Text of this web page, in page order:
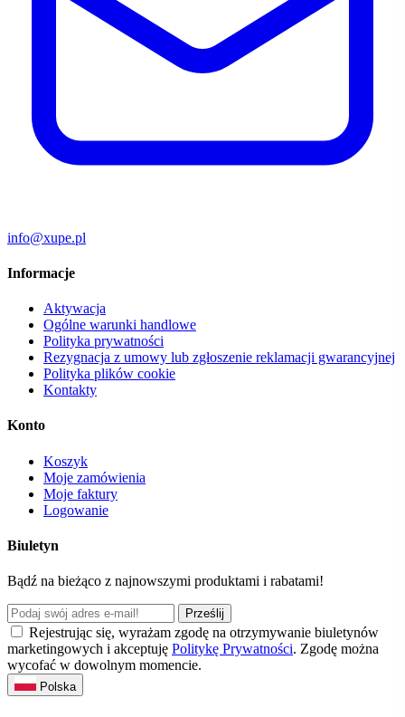
info@xupe.pl
Informacje
Aktywacja
Ogólne warunki handlowe
Polityka prywatności
Rezygnacja z umowy lub zgłoszenie reklamacji gwarancyjnej
Polityka plików cookie
Kontakty
Konto
Koszyk
Moje zamówienia
Moje faktury
Logowanie
Biuletyn
Bądź na bieżąco z najnowszymi produktami i rabatami!
Prześlij
Rejestrując się, wyrażam zgodę na otrzymywanie biuletynów
marketingowych i akceptuję Politykę Prywatności. Zgodę można
wycofać w dowolnym momencie.
Polska